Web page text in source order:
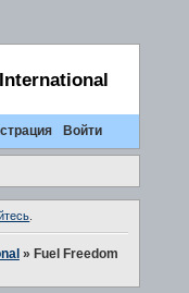
Войти
.
» Fuel Freedom